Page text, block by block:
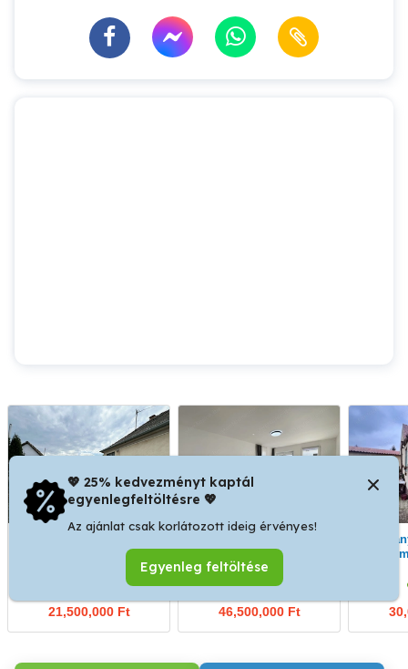
családi ház eladó
21,500,000 Ft
felújított ház eladó
Szany
46,500,000 Ft
💖 25% kedvezményt kaptál
egyenlegfeltöltésre 💖
Az ajánlat csak korlátozott ideig érvényes!
Egyenleg feltöltése